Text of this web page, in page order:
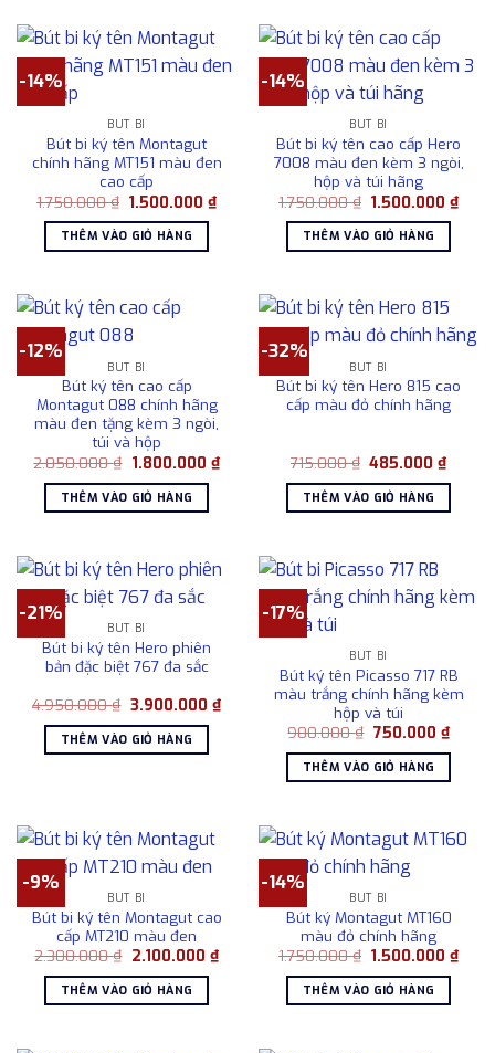
-14%
BÚT BI
Bút bi ký tên Montagut
chính hãng MT151 màu đen
cao cấp
1.750.000₫ Giá
là:
1.750.000 ₫.
1.500.000₫Giá
hiện
1.500.000 ₫.
THÊM VÀO GIỎ HÀNG
-14%
BÚT BI
Bút bi ký tên cao cấp Hero
7008 màu đen kèm 3 ngòi,
hộp và túi hãng
1.750.000₫ Giá
là:
1.750.000 ₫.
1.500.000₫Giá
hiện
THÊM VÀO GIỎ HÀNG
-12%
BÚT BI
Bút ký tên cao cấp
Montagut 088 chính hãng
màu đen tặng kèm 3 ngòi,
túi và hộp
2.050.000₫ Giá
là:
2.050.000 ₫.
1.800.000 ₫Giá
hiện
1.800.000 ₫.
THÊM VÀO GIỎ HÀNG
-32%
BÚT BI
Bút bi ký tên Hero 815 cao
cấp màu đỏ chính hãng
715.000₫ Giá
là:
715.000 ₫.
485.000₫Giá
hiện
tại
THÊM VÀO GIỎ HÀNG
-21%
BÚT BI
Bút bi ký tên Hero phiên
bản đặc biệt 767 đa sắc
4.950.000₫ Giá
là:
4.950.000 ₫.
3.900.000 ₫Giá
hiện
3.900.000 ₫.
THÊM VÀO GIỎ HÀNG
-17%
BÚT BI
Bút ký tên Picasso 717 RB
màu trắng chính hãng kèm
hộp và túi
900.000₫ Giá
là:
900.000 ₫.
750.000 ₫Giá
hiện
tại
THÊM VÀO GIỎ HÀNG
-9%
BÚT BI
Bút bi ký tên Montagut cao
cấp MT210 màu đen
2.300.000₫ Giá
là:
2.300.000 ₫.
2.100.000 ₫Giá
THÊM VÀO GIỎ HÀNG
-14%
BÚT BI
Bút ký Montagut MT160
màu đỏ chính hãng
1.750.000₫ Giá
là:
1.750.000 ₫.
1.500.000₫Giá
THÊM VÀO GIỎ HÀNG